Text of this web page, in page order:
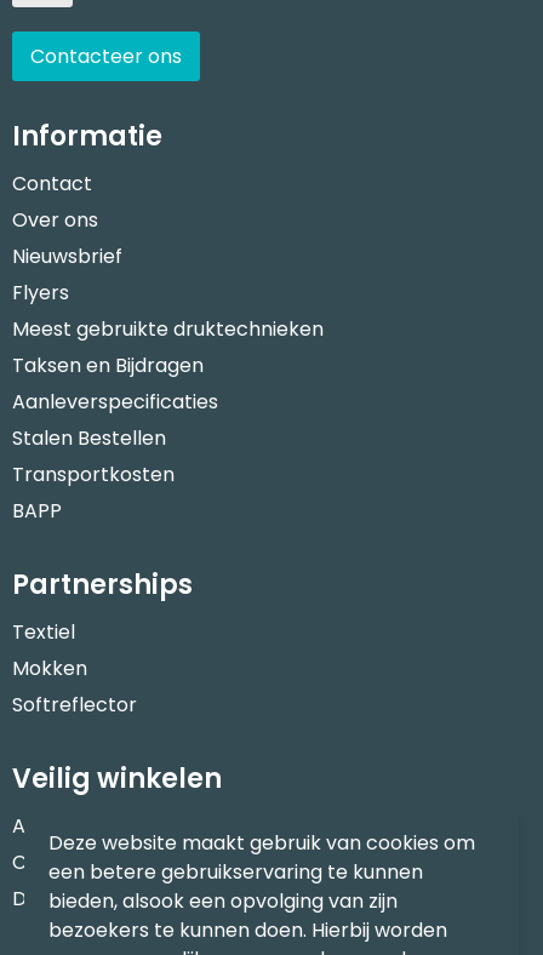
Contacteer ons
Informatie
Contact
Over ons
Nieuwsbrief
Flyers
Meest gebruikte druktechnieken
Taksen en Bijdragen
Aanleverspecificaties
Stalen Bestellen
Transportkosten
BAPP
Partnerships
Textiel
Mokken
Softreflector
Veilig winkelen
Algemene voorwaarden
Cookieverklaring
Disclaimer
Deze website maakt gebruik van cookies om
een betere gebruikservaring te kunnen
bieden, alsook een opvolging van zijn
bezoekers te kunnen doen. Hierbij worden